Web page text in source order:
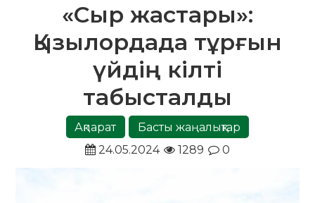
«Сыр жастары»:
Қызылордада тұрғын
үйдің кілті
табысталды
Ақпарат
Басты жаңалықтар
24.05.2024
1289 0